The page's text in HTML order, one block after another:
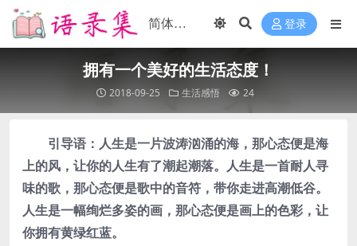
登录
拥有一个美好的生活态度！
2018-09-25 生活感悟 24
引导语：人生是一片波涛汹涌的海，那心态便是海
上的风，让你的人生有了潮起潮落。人生是一首耐人寻
味的歌，那心态便是歌中的音符，带你走进高潮低谷。
人生是一幅绚烂多姿的画，那心态便是画上的色彩，让
你拥有黄绿红蓝。